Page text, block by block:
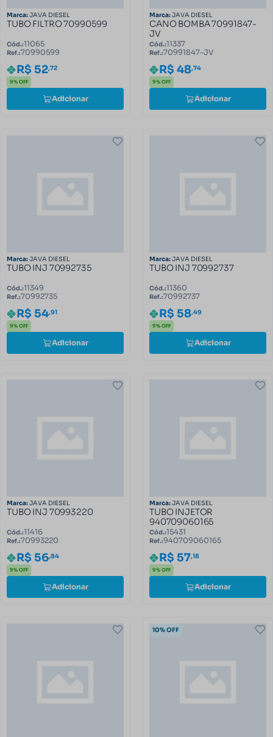
Marca:JAVA DIESEL
TUBO FILTRO 70990599
Cód.:11065
Ref.:70990599
R$ 52,72
9% OFF
Adicionar
Marca:JAVA DIESEL
CANO BOMBA 70991847-
JV
Cód.:11337
Ref.:70991847-JV
R$ 48,74
9% OFF
Adicionar
Marca:JAVA DIESEL
TUBO INJ 70992735
Cód.:11349
Ref.:70992735
R$ 54,91
9% OFF
Adicionar
Marca:JAVA DIESEL
TUBO INJ 70992737
Cód.:11360
Ref.:70992737
R$ 58,49
9% OFF
Adicionar
Marca:JAVA DIESEL
TUBO INJ 70993220
Cód.:11416
Ref.:70993220
R$ 56,84
9% OFF
Adicionar
Marca:JAVA DIESEL
TUBO INJETOR
940709060165
Cód.:15431
Ref.:940709060165
R$ 57,18
9% OFF
Adicionar
10% OFF